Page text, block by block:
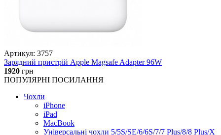
Артикул: 3757
Зарядний пристрій Apple Magsafe Adapter 96W
1920 грн
ПОПУЛЯРНІ ПОСИЛАННЯ
Чохли
iPhone
iPad
MacBook
Універсальні чохли 5/5S/SE/6/6S/7/7 Plus/8/8 Plus/X